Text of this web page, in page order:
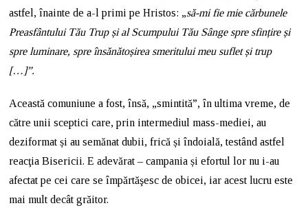
astfel, înainte de a-l primi pe Hristos: „să-mi fie mie cărbunele
Preasfântului Tău Trup și al Scumpului Tău Sânge spre sfințire și
spre luminare, spre însănătoșirea smeritului meu suflet și trup
[…]”.
Această comuniune a fost, însă, „smintită”, în ultima vreme, de
către unii sceptici care, prin intermediul mass-mediei, au
deziformat și au semănat dubii, frică și îndoială, testând astfel
reacţia Bisericii. E adevărat – campania și efortul lor nu i-au
afectat pe cei care se împărtăşesc de obicei, iar acest lucru este
mai mult decât grăitor.